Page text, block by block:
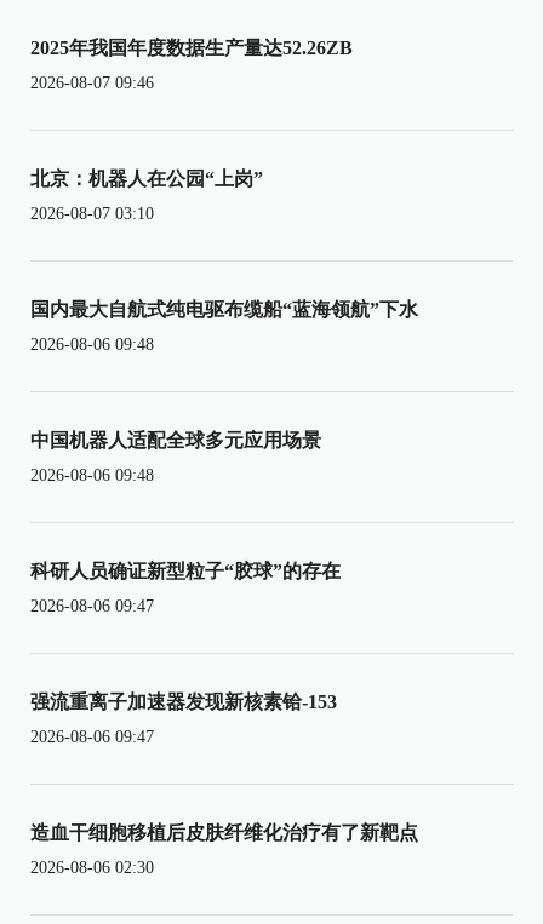
2025年我国年度数据生产量达52.26ZB
2026-08-07 09:46
北京：机器人在公园“上岗”
2026-08-07 03:10
国内最大自航式纯电驱布缆船“蓝海领航”下水
2026-08-06 09:48
中国机器人适配全球多元应用场景
2026-08-06 09:48
科研人员确证新型粒子“胶球”的存在
2026-08-06 09:47
强流重离子加速器发现新核素铪-153
2026-08-06 09:47
造血干细胞移植后皮肤纤维化治疗有了新靶点
2026-08-06 02:30